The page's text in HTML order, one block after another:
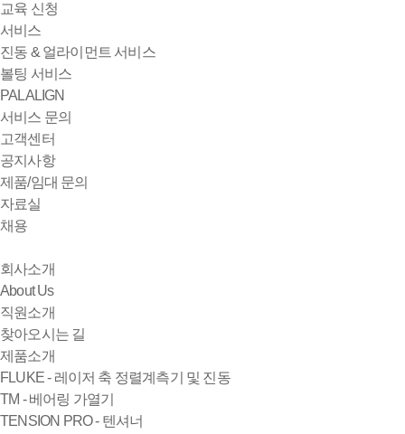
교육 신청
서비스
진동 & 얼라이먼트 서비스
볼팅 서비스
PALALIGN
서비스 문의
고객센터
공지사항
제품/임대 문의
자료실
채용
회사소개
About Us
직원소개
찾아오시는 길
제품소개
FLUKE - 레이저 축 정렬계측기 및 진동
TM - 베어링 가열기
TENSION PRO - 텐셔너